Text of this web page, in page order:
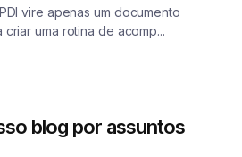
vire apenas um documento
uma rotina de acomp...
blog por assuntos